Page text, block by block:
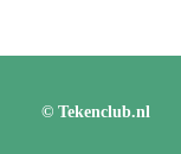
© Tekenclub.nl